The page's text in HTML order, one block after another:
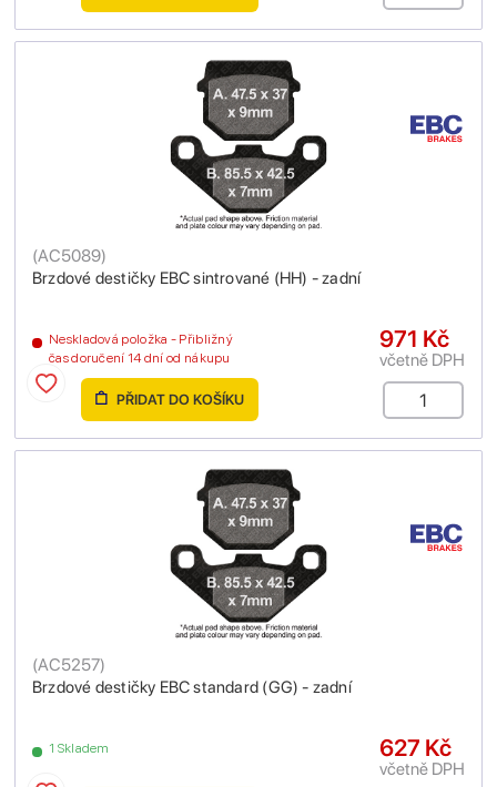
Brzdové destičky EBC sintrované (HH) - zadní
(AC5089)
Neskladová položka - Přibližný
čas doručení 14 dní od nákupu
971 Kč
včetně DPH
PŘIDAT DO KOŠÍKU
Brzdové destičky EBC standard (GG) - zadní
(AC5257)
1 Skladem 627 Kč
včetně DPH